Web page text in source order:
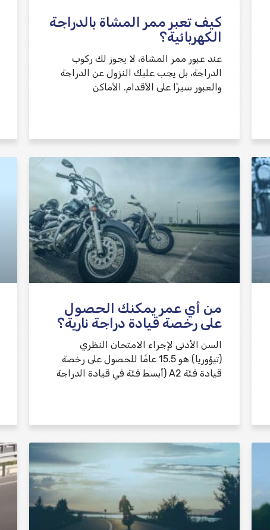
كيف تعبر ممر المشاة بالدراجة
الكهربائية؟
عند عبور ممر المشاة، لا يجوز لك ركوب
الدراجة، بل يجب عليك النزول عن الدراجة
والعبور سيرًا على الأقدام. الأماكن
من أي عمر يمكنك الحصول
على رخصة قيادة دراجة نارية؟
السن الأدنى لإجراء الامتحان النظري
(تيؤوريا) هو 15.5 عامًا للحصول على رخصة
قيادة فئة A2 (أبسط فئة في قيادة الدراجة